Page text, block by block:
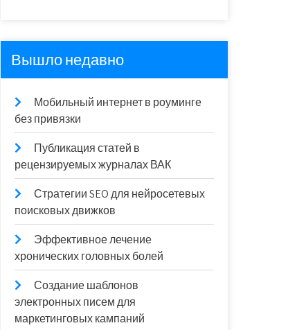
Вышло недавно
Мобильный интернет в роуминге
без привязки
Публикация статей в
рецензируемых журналах ВАК
Стратегии SEO для нейросетевых
поисковых движков
Эффективное лечение
хронических головных болей
Создание шаблонов
электронных писем для
маркетинговых кампаний